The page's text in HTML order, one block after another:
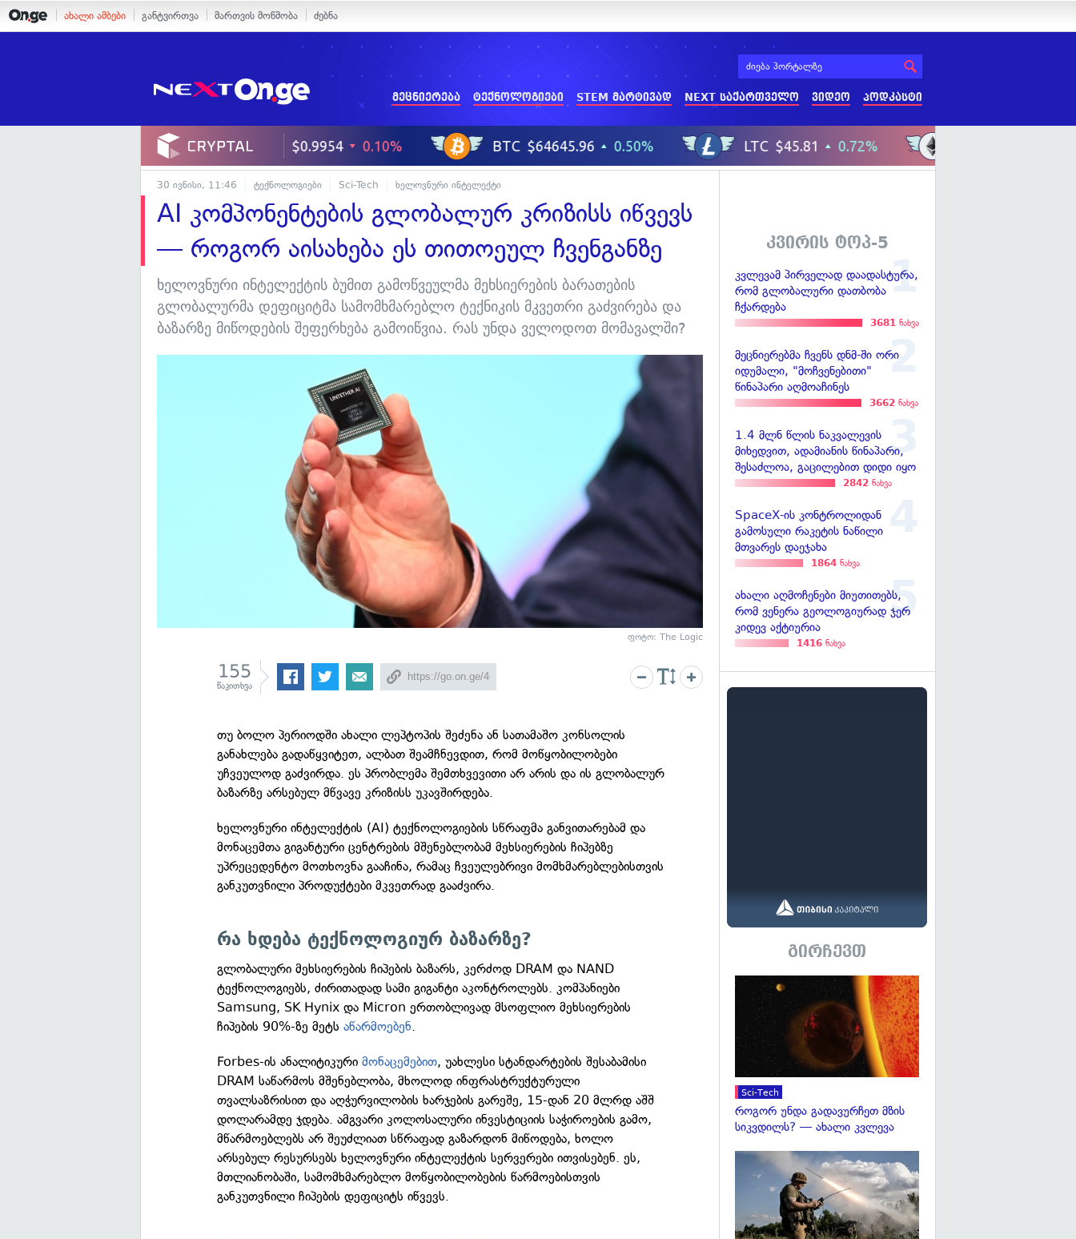
ახალი ამბები განტვირთვა მართვის მოწმობა ძებნა
მეცნიერება ტექნოლოგიები STEM მარტივად NEXT საქართველო ვიდეო პოდკასტი
30 ივნისი, 11:46 ტექნოლოგიები Sci-Tech ხელოვნური ინტელექტი
AI კომპონენტების გლობალურ კრიზისს იწვევს
— როგორ აისახება ეს თითოეულ ჩვენგანზე
ხელოვნური ინტელექტის ბუმით გამოწვეულმა მეხსიერების ბარათების
გლობალურმა დეფიციტმა სამომხმარებლო ტექნიკის მკვეთრი გაძვირება და
ბაზარზე მიწოდების შეფერხება გამოიწვია. რას უნდა ველოდოთ მომავალში?
ფოტო: The Logic
155
წაკითხვა
თუ ბოლო პერიოდში ახალი ლეპტოპის შეძენა ან სათამაშო კონსოლის
განახლება გადაწყვიტეთ, ალბათ შეამჩნევდით, რომ მოწყობილობები
უჩვეულოდ გაძვირდა. ეს პრობლემა შემთხვევითი არ არის და ის გლობალურ
ბაზარზე არსებულ მწვავე კრიზისს უკავშირდება.
ხელოვნური ინტელექტის (AI) ტექნოლოგიების სწრაფმა განვითარებამ და
მონაცემთა გიგანტური ცენტრების მშენებლობამ მეხსიერების ჩიპებზე
უპრეცედენტო მოთხოვნა გააჩინა, რამაც ჩვეულებრივი მომხმარებლებისთვის
განკუთვნილი პროდუქტები მკვეთრად გააძვირა.
რა ხდება ტექნოლოგიურ ბაზარზე?
გლობალური მეხსიერების ჩიპების ბაზარს, კერძოდ DRAM და NAND
ტექნოლოგიებს, ძირითადად სამი გიგანტი აკონტროლებს. კომპანიები
Samsung, SK Hynix და Micron ერთობლივად მსოფლიო მეხსიერების
ჩიპების 90%-ზე მეტსაწარმოებენ.
Forbes-ის ანალიტიკურიმონაცემებით, უახლესი სტანდარტების შესაბამისი
DRAM საწარმოს მშენებლობა, მხოლოდ ინფრასტრუქტურული
თვალსაზრისით და აღჭურვილობის ხარჯების გარეშე, 15-დან 20 მლრდ აშშ
დოლარამდე ჯდება. ამგვარი კოლოსალური ინვესტიციის საჭიროების გამო,
მწარმოებლებს არ შეუძლიათ სწრაფად გაზარდონ მიწოდება, ხოლო
არსებულ რესურსებს ხელოვნური ინტელექტის სერვერები ითვისებენ. ეს,
მთლიანობაში, სამომხმარებლო მოწყობილობების წარმოებისთვის
განკუთვნილი ჩიპების დეფიციტს იწვევს.
კვირის ტოპ-5
კვლევამ პირველად დაადასტურა,
რომ გლობალური დათბობა
ჩქარდება
3681 ნახვა
მეცნიერებმა ჩვენს დნმ-ში ორი
იდუმალი, "მოჩვენებითი"
წინაპარი აღმოაჩინეს
3662 ნახვა
1.4 მლნ წლის ნაკვალევის
მიხედვით, ადამიანის წინაპარი,
შესაძლოა, გაცილებით დიდი იყო
2842 ნახვა
SpaceX-ის კონტროლიდან
გამოსული რაკეტის ნაწილი
მთვარეს დაეჯახა
1864 ნახვა
ახალი აღმოჩენები მიუთითებს,
რომ ვენერა გეოლოგიურად ჯერ
კიდევ აქტიურია
1416 ნახვა
გირჩევთ
Sci-Tech
როგორ უნდა გადავურჩეთ მზის
სიკვდილს? — ახალი კვლევა